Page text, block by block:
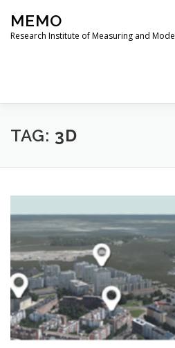
content
MEMO
Research Institute of Measuring and
PROJECTS
TAG: 3D